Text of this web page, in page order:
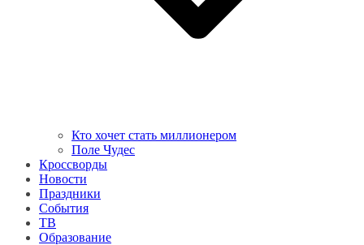
Кто хочет стать миллионером
Поле Чудес
Кроссворды
Новости
Праздники
События
ТВ
Образование